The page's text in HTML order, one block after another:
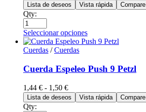
Lista de deseos Vista rápida Compare
Qty:
Seleccionar opciones
Cuerdas /Cuerdas
Cuerda Espeleo Push 9 Petzl
1,44 € - 1,50 €
Lista de deseos Vista rápida Compare
Qty: